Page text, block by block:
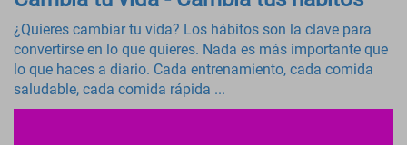
¿Quieres cambiar tu vida? Los hábitos son la clave para
convertirse en lo que quieres. Nada es más importante que
lo que haces a diario. Cada entrenamiento, cada comida
saludable, cada comida rápida ...